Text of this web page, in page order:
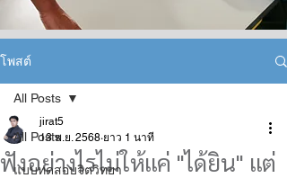
โพสต์
All Posts
แบบทดสอบจิตวิทยา
All Posts
ฟังอย่างไรไม่ให้แค่ "ได้ยิน" แต่
jirat5
13 พ.ย. 2568 ยาว 1 นาที